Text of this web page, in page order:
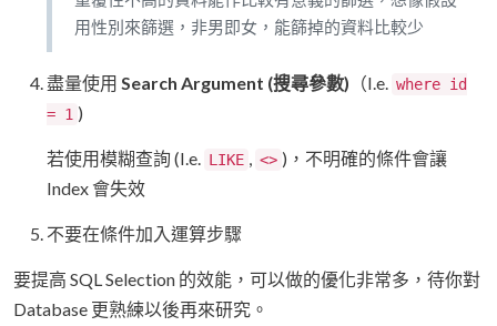
用性別來篩選，非男即女，能篩掉的資料比較少
盡量使用 Search Argument (搜尋參數) （I.e.
where id
= 1 )
若使用模糊查詢 (I.e. LIKE <> )，不明確的條件會讓
Index 會失效
不要在條件加入運算步驟
要提高 SQL Selection 的效能，可以做的優化非常多，待你對
Database 更熟練以後再來研究。